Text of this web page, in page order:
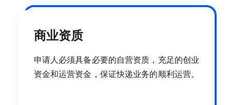
商业资质
申请人必须具备必要的自营资质，充足的创业
资金和运营资金，保证快递业务的顺利运营。